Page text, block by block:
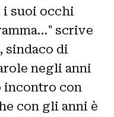
i suoi occhi
scrive
sindaco di
negli anni
incontro con
con gli anni è